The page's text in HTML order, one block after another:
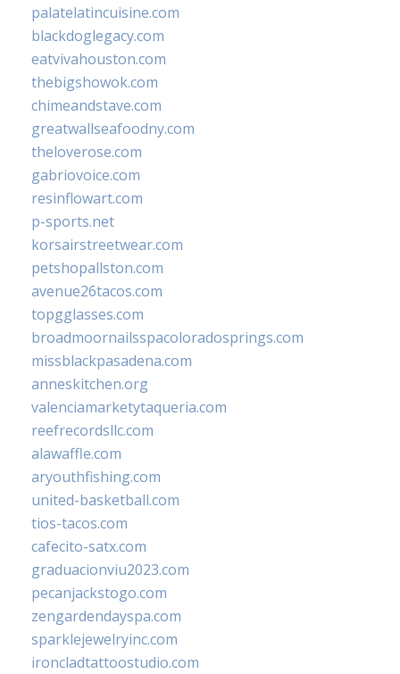
palatelatincuisine.com
blackdoglegacy.com
eatvivahouston.com
thebigshowok.com
chimeandstave.com
greatwallseafoodny.com
theloverose.com
gabriovoice.com
resinflowart.com
p-sports.net
korsairstreetwear.com
petshopallston.com
avenue26tacos.com
topgglasses.com
broadmoornailsspacoloradosprings.com
missblackpasadena.com
anneskitchen.org
valenciamarketytaqueria.com
reefrecordsllc.com
alawaffle.com
aryouthfishing.com
united-basketball.com
tios-tacos.com
cafecito-satx.com
graduacionviu2023.com
pecanjackstogo.com
zengardendayspa.com
sparklejewelryinc.com
ironcladtattoostudio.com